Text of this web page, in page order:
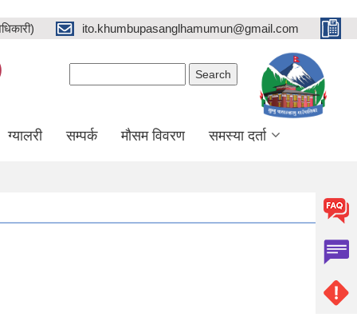
ito.khumbupasanglhamumun@gmail.com
ग्यालरी सम्पर्क मौसम विवरण समस्या दर्ता